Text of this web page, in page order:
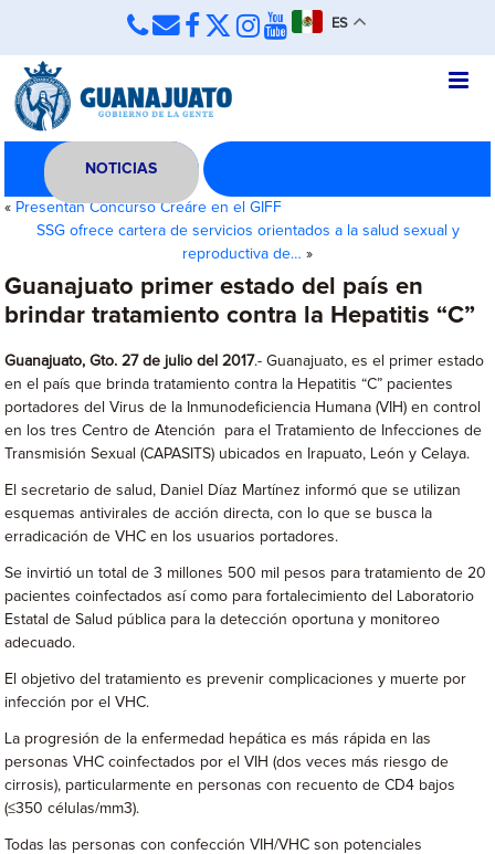
ES
NOTICIAS
« Presentan Concurso Creáre en el GIFF
SSG ofrece cartera de servicios orientados a la salud sexual y
reproductiva de… »
Guanajuato primer estado del país en
brindar tratamiento contra la Hepatitis “C”
Guanajuato, Gto. 27 de julio del 2017.- Guanajuato, es el primer estado
en el país que brinda tratamiento contra la Hepatitis “C” pacientes
portadores del Virus de la Inmunodeficiencia Humana (VIH) en control
en los tres Centro de Atención para el Tratamiento de Infecciones de
Transmisión Sexual (CAPASITS) ubicados en Irapuato, León y Celaya.
El secretario de salud, Daniel Díaz Martínez informó que se utilizan
esquemas antivirales de acción directa, con lo que se busca la
erradicación de VHC en los usuarios portadores.
Se invirtió un total de 3 millones 500 mil pesos para tratamiento de 20
pacientes coinfectados así como para fortalecimiento del Laboratorio
Estatal de Salud pública para la detección oportuna y monitoreo
adecuado.
El objetivo del tratamiento es prevenir complicaciones y muerte por
infección por el VHC.
La progresión de la enfermedad hepática es más rápida en las
personas VHC coinfectados por el VIH (dos veces más riesgo de
cirrosis), particularmente en personas con recuento de CD4 bajos
(≤350 células/mm3).
Todas las personas con confección VIH/VHC son potenciales